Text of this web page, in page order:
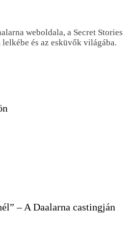
weboldala, a Secret Stories
és az esküvők világába.
– A Daalarna castingján